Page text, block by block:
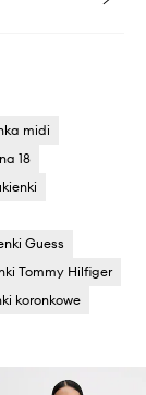
midi
18
Guess
Tommy Hilfiger
koronkowe